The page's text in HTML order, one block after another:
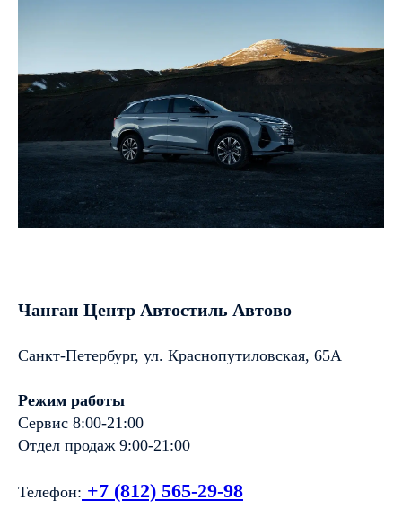
Чанган Центр Автостиль Автово
Санкт-Петербург, ул. Краснопутиловская, 65А
Режим работы
Сервис 8:00-21:00
Отдел продаж 9:00-21:00
Телефон: +7 (812) 565-29-98